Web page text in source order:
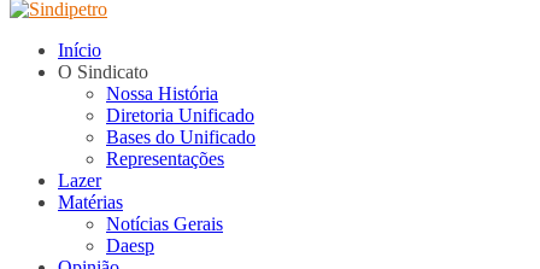
Início
O Sindicato
Nossa História
Diretoria Unificado
Bases do Unificado
Representações
Lazer
Matérias
Notícias Gerais
Daesp